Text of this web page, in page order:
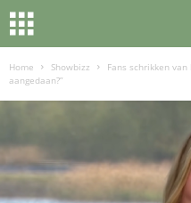
Home Showbizz
Fans schrikken
aangedaan?”